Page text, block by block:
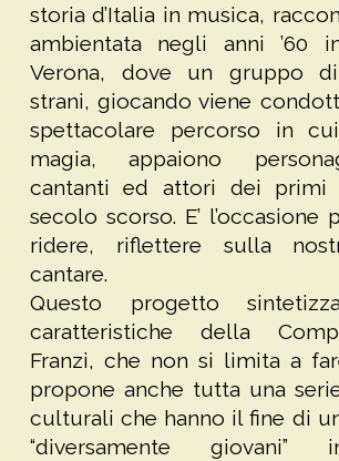
storia d’Italia in musica,
ambientata negli anni ’60
Verona, dove un gruppo di
strani, giocando viene
spettacolare percorso in
magia, appaiono
cantanti ed attori dei primi
secolo scorso. E’ l’occasione
ridere, riflettere sulla
cantare.
Questo progetto
caratteristiche della
Franzi, che non si limita a
propone anche tutta una
culturali che hanno il fine di
“diversamente giovani”